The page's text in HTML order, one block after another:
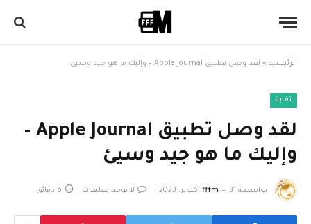
الرئيسية » لقد وصل تطبيق Apple Journal – وإليك ما هو جيد وسيئ
تقنية
لقد وصل تطبيق Apple Journal –
وإليك ما هو جيد وسيئ
بواسطة fffm 31 أكتوبر، 2023 لا توجد تعليقات 6 دقائق